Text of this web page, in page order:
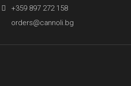
+359 897 272 158
orders@cannoli.bg